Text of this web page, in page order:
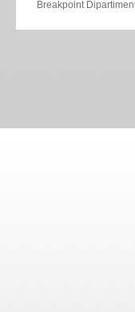
Breakpoint